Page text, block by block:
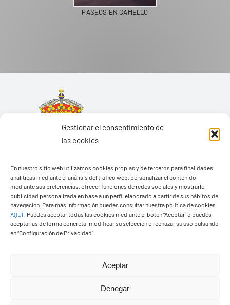
Gestionar el consentimiento de
las cookies
En nuestro sitio web utilizamos cookies propias y de terceros para finalidades
analíticas mediante el análisis del tráfico web, personalizar el contenido
mediante sus preferencias, ofrecer funciones de redes sociales y mostrarle
publicidad personalizada en base a un perfil elaborado a partir de sus hábitos de
navegación. Para más información puedes consultar nuestra política de cookies
AQUÍ
Puedes aceptar todas las cookies mediante el botón “Aceptar” o puedes
aceptarlas de forma concreta, modificar su selección o rechazar su uso pulsando
en “Configuración de Privacidad”.
Aceptar
Denegar
PASEOS EN CAMELLO
Ayuntamiento de Yaiza